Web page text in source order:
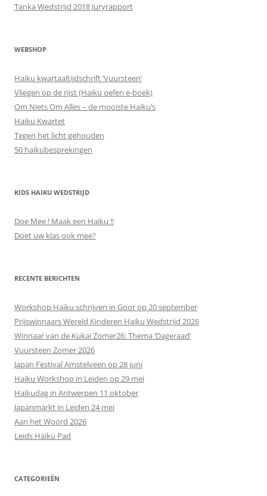
Tanka Wedstrijd 2018 Juryrapport
WEBSHOP
Haiku kwartaaltijdschrift ‘Vuursteen’
Vliegen op de rijst (Haiku oefen e-boek)
Om Niets Om Alles – de mooiste Haiku’s
Haiku Kwartet
Tegen het licht gehouden
50 haikubesprekingen
KIDS HAIKU WEDSTRIJD
Doe Mee ! Maak een Haiku !!
Doet uw klas ook mee?
RECENTE BERICHTEN
Workshop Haiku schrijven in Goor op 20 september
Prijswinnaars Wereld Kinderen Haiku Wedstrijd 2026
Winnaar van de Kukai Zomer26: Thema ‘Dageraad’
Vuursteen Zomer 2026
Japan Festival Amstelveen op 28 juni
Haiku Workshop in Leiden op 29 mei
Haikudag in Antwerpen 11 oktober
Japanmarkt in Leiden 24 mei
Aan het Woord 2026
Leids Haiku Pad
CATEGORIEËN